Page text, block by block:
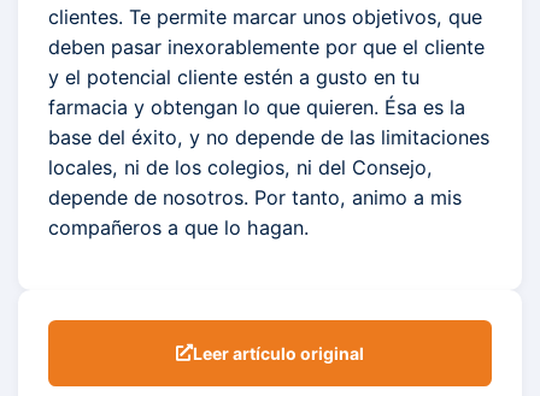
clientes. Te permite marcar unos objetivos, que
deben pasar inexorablemente por que el cliente
y el potencial cliente estén a gusto en tu
farmacia y obtengan lo que quieren. Ésa es la
base del éxito, y no depende de las limitaciones
locales, ni de los colegios, ni del Consejo,
depende de nosotros. Por tanto, animo a mis
compañeros a que lo hagan.
Leer artículo original